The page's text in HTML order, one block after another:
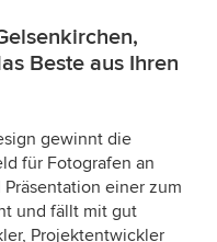
Beste aus Ihren
gewinnt die
für Fotografen an
einer zum
und fällt mit gut
Projektentwickler